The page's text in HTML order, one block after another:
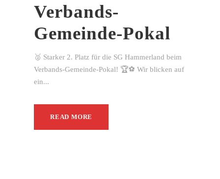
Verbands-
Gemeinde-Pokal
🥈 Starker 2. Platz für die SG Hammerland beim
Verbands-Gemeinde-Pokal! 🏆⚽ Wir blicken auf
ein...
READ MORE